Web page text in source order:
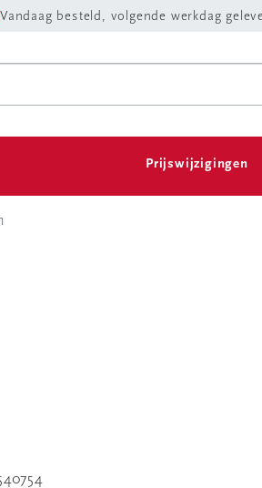
Vandaag besteld, volgende werkdag
Prijswijzigingen